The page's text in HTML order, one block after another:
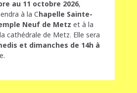
au 11 octobre 2026,
à la Chapelle Sainte-
Neuf de Metz et à la
cathédrale de Metz. Elle sera
et dimanches de 14h à